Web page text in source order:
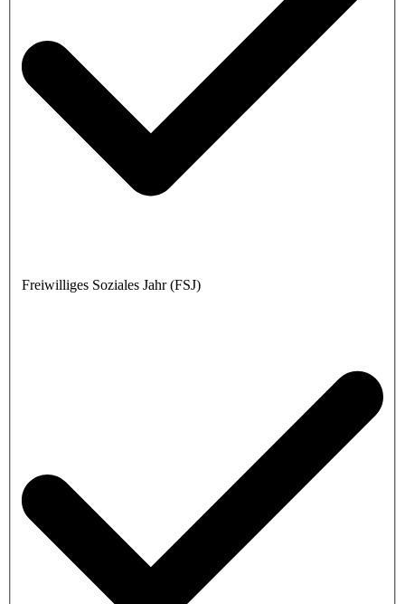
Freiwilliges Soziales Jahr (FSJ)